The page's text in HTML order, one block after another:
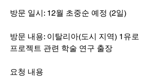
방문 일시: 12월 초중순 예정 (2일)
방문 내용: 이탈리아(도시 지역) 1유로
프로젝트 관련 학술 연구 출장
요청 내용